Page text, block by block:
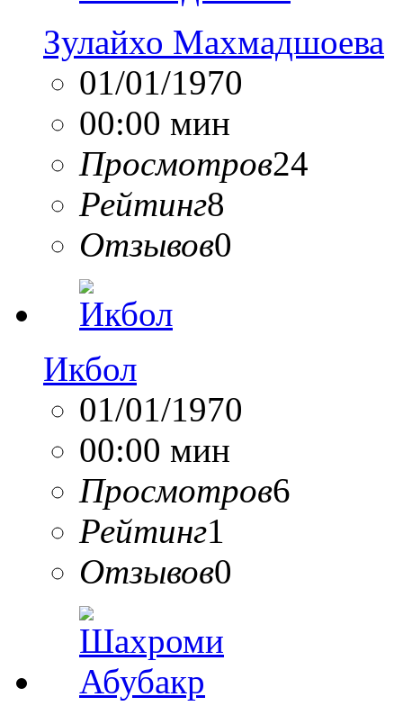
Зулайхо Махмадшоева
01/01/1970
00:00 мин
Просмотров24
Рейтинг8
Отзывов0
Икбол
01/01/1970
00:00 мин
Просмотров6
Рейтинг1
Отзывов0